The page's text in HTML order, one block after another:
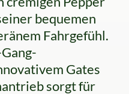
bequemen
Fahrgefühl.
Gates
sorgt für